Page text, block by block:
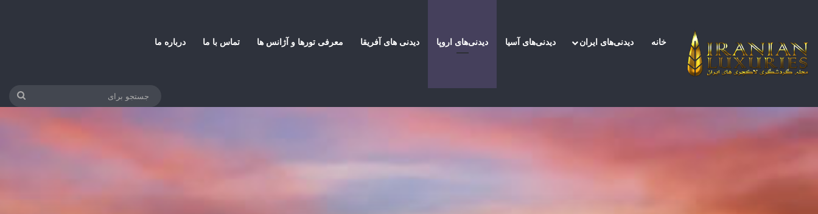
خانه دیدنی‌های ایران دیدنی‌های آسیا دیدنی‌های اروپا دیدنی های آفریقا معرفی تورها و آژانس ها تماس با ما درباره ما